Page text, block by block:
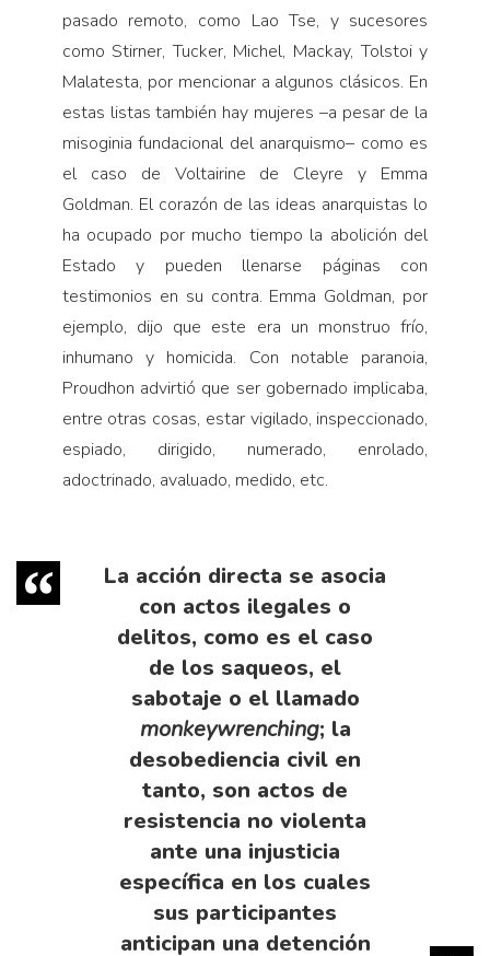
pasado remoto, como Lao Tse, y sucesores
como Stirner, Tucker, Michel, Mackay, Tolstoi y
Malatesta, por mencionar a algunos clásicos. En
estas listas también hay mujeres –a pesar de la
misoginia fundacional del anarquismo– como es
el caso de Voltairine de Cleyre y Emma
Goldman. El corazón de las ideas anarquistas lo
ha ocupado por mucho tiempo la abolición del
Estado y pueden llenarse páginas con
testimonios en su contra. Emma Goldman, por
ejemplo, dijo que este era un monstruo frío,
inhumano y homicida. Con notable paranoia,
Proudhon advirtió que ser gobernado implicaba,
entre otras cosas, estar vigilado, inspeccionado,
espiado, dirigido, numerado, enrolado,
adoctrinado, avaluado, medido, etc.
La acción directa se asocia
con actos ilegales o
delitos, como es el caso
de los saqueos, el
sabotaje o el llamado
monkeywrenching; la
desobediencia civil en
tanto, son actos de
resistencia no violenta
ante una injusticia
específica en los cuales
sus participantes
anticipan una detención